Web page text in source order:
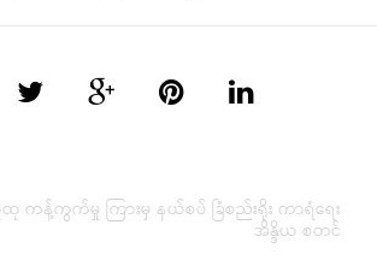
ကန့်ကွက်မှု ကြားမှ နယ်စပ် ခြံစည်းရိုး ကာရံရေး
အိန္ဒိယ စတင်